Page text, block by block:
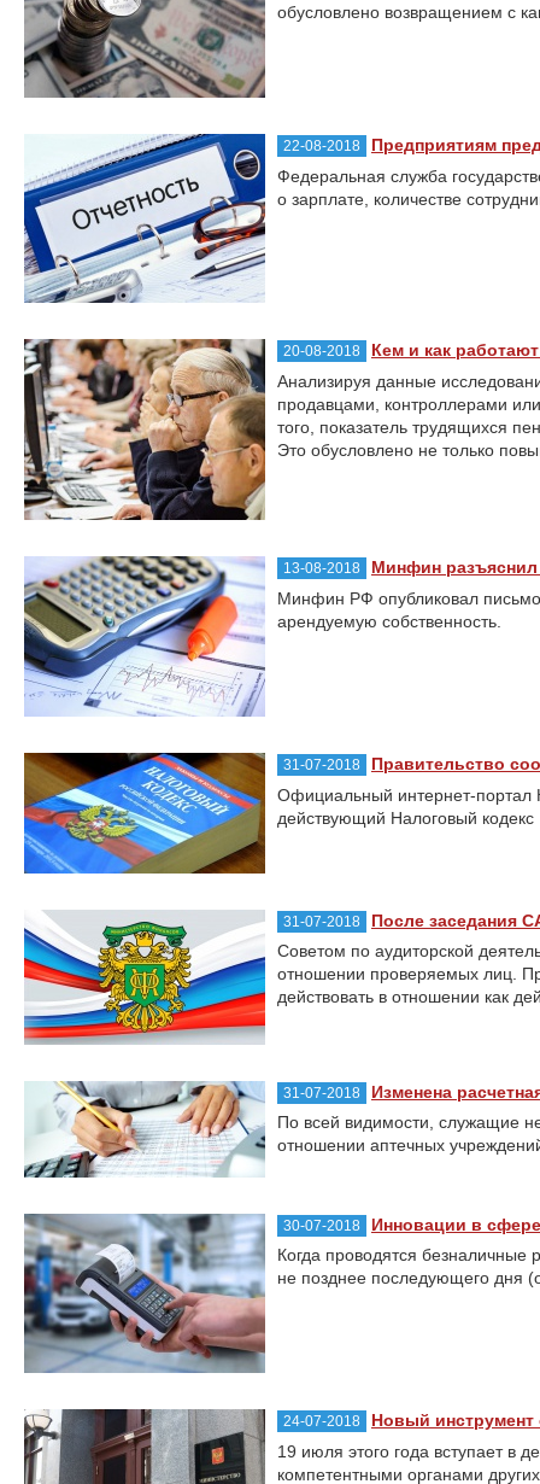
обусловлено возвращением с
22-08-2018
Предприятиям
Федеральная служба
о зарплате, количестве
20-08-2018
Кем и как
Анализируя данные
продавцами, контроллерами
того, показатель трудящихся
Это обусловлено не только
13-08-2018
Минфин разъяснил
Минфин РФ опубликовал
арендуемую собственность.
31-07-2018
Правительство
Официальный интернет-портал
действующий Налоговый
31-07-2018
После заседания
Советом по аудиторской
отношении проверяемых лиц.
действовать в отношении как
31-07-2018
Изменена
По всей видимости, служащие
отношении аптечных
30-07-2018
Инновации в
Когда проводятся безналичные
не позднее последующего дня
24-07-2018
Новый
19 июля этого года вступает в
компетентными органами